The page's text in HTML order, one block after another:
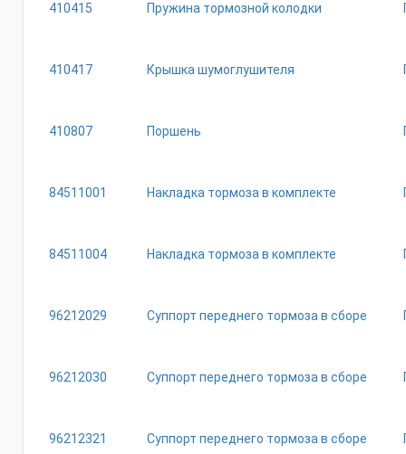
410415 Пружина тормозной колодки
410417 Крышка шумоглушителя
410807 Поршень
84511001 Накладка тормоза в комплекте
84511004 Накладка тормоза в комплекте
96212029 Суппорт переднего тормоза в сборе
96212030 Суппорт переднего тормоза в сборе
96212321 Суппорт переднего тормоза в сборе